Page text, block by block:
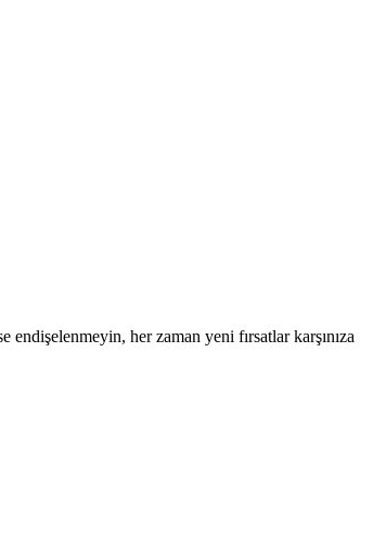
her zaman yeni fırsatlar karşınıza